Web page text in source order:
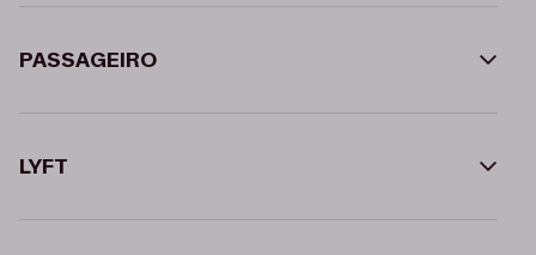
PASSAGEIRO
LYFT